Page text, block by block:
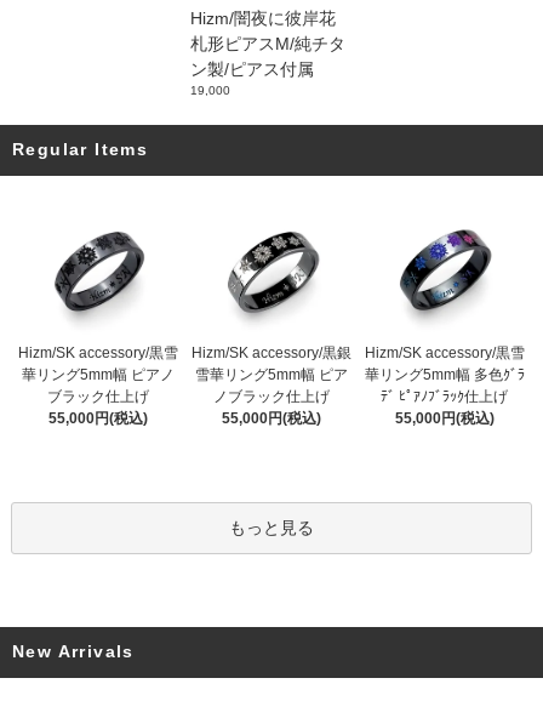
Hizm/闇夜に彼岸花
札形ピアスM/純チタ
ン製/ピアス付属
19,000
Regular Items
Hizm/SK accessory/黒雪
華リング5mm幅 ピアノ
ブラック仕上げ
55,000円(税込)
Hizm/SK accessory/黒銀
雪華リング5mm幅 ピア
ノブラック仕上げ
55,000円(税込)
Hizm/SK accessory/黒雪
華リング5mm幅 多色ｸﾞﾗ
ﾃﾞ ﾋﾟｱﾉﾌﾞﾗｯｸ仕上げ
55,000円(税込)
もっと見る
New Arrivals